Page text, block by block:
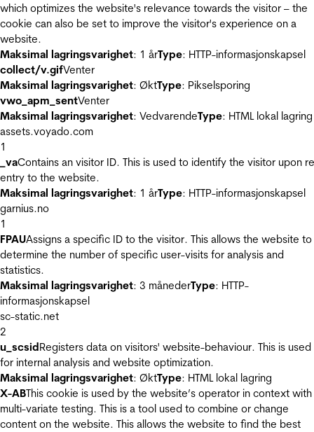
which optimizes the website's relevance towards the visitor – the
cookie can also be set to improve the visitor's experience on a
website.
Maksimal lagringsvarighet: 1 årType: HTTP-informasjonskapsel
collect/v.gifVenter
Maksimal lagringsvarighet: ØktType: Pikselsporing
vwo_apm_sentVenter
Maksimal lagringsvarighet: VedvarendeType: HTML lokal lagring
assets.voyado.com
1
_vaContains an visitor ID. This is used to identify the visitor upon
entry to the website.
Maksimal lagringsvarighet: 1 årType: HTTP-informasjonskapsel
garnius.no
1
FPAUAssigns a specific ID to the visitor. This allows the website to
determine the number of specific user-visits for analysis and
statistics.
Maksimal lagringsvarighet: 3 månederType: HTTP-
informasjonskapsel
sc-static.net
2
u_scsidRegisters data on visitors' website-behaviour. This is used
for internal analysis and website optimization.
Maksimal lagringsvarighet: ØktType: HTML lokal lagring
X-ABThis cookie is used by the website’s operator in context with
multi-variate testing. This is a tool used to combine or change
content on the website. This allows the website to find the best